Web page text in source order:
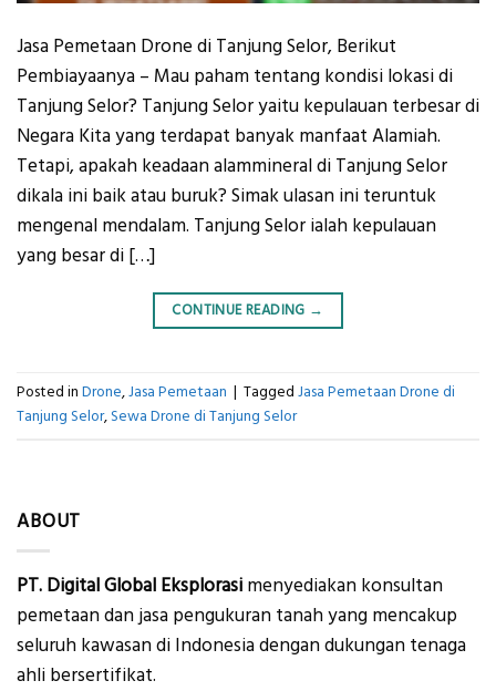
Jasa Pemetaan Drone di Tanjung Selor, Berikut
Pembiayaanya – Mau paham tentang kondisi lokasi di
Tanjung Selor? Tanjung Selor yaitu kepulauan terbesar di
Negara Kita yang terdapat banyak manfaat Alamiah.
Tetapi, apakah keadaan alammineral di Tanjung Selor
dikala ini baik atau buruk? Simak ulasan ini teruntuk
mengenal mendalam. Tanjung Selor ialah kepulauan
yang besar di […]
CONTINUE READING →
Posted in Drone,Jasa Pemetaan | Tagged Jasa Pemetaan Drone di
Tanjung Selor,Sewa Drone di Tanjung Selor
ABOUT
PT. Digital Global Eksplorasi menyediakan konsultan
pemetaan dan jasa pengukuran tanah yang mencakup
seluruh kawasan di Indonesia dengan dukungan tenaga
ahli bersertifikat.